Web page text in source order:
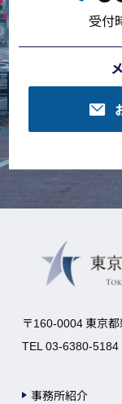
受付
〒160-0004 東京
TEL 03-6380-5184
事務所紹介